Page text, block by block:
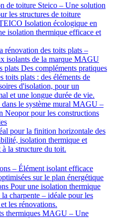
Isolation écologique en
isolation thermique efficace et
plats Des compléments pratiques
toits plats : des éléments de
d'isolation, pour un
et une longue durée de vie.
pour la finition horizontale des
isolation thermique et
la structure du toit.
Pour une isolation thermique
charpente – idéale pour les
les rénovations.